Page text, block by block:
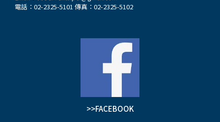
電話：02-2325-5101 傳真：02-2325-5102
>>FACEBOOK